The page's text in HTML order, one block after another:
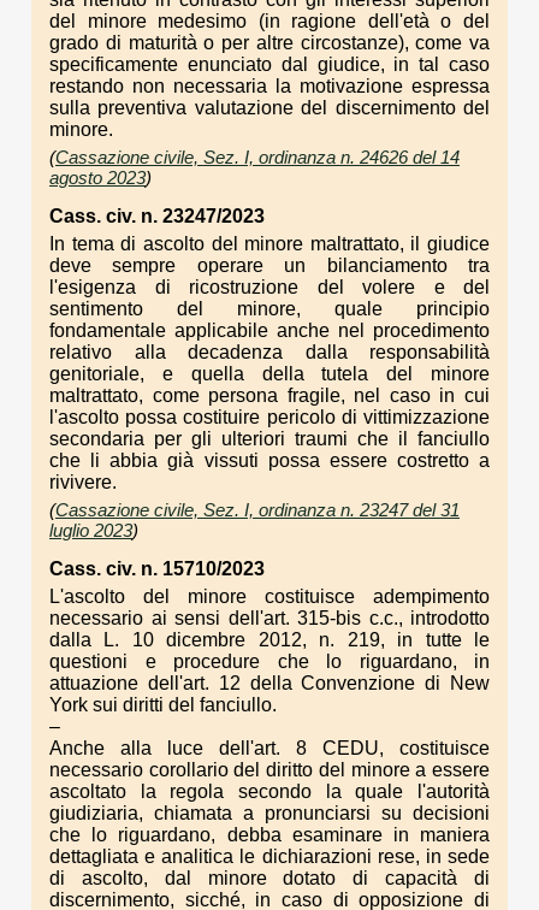
del minore medesimo (in ragione dell'età o del
grado di maturità o per altre circostanze), come va
specificamente enunciato dal giudice, in tal caso
restando non necessaria la motivazione espressa
sulla preventiva valutazione del discernimento del
minore.
(Cassazione civile, Sez. I, ordinanza n. 24626 del 14
agosto 2023)
Cass. civ. n. 23247/2023
In tema di ascolto del minore maltrattato, il giudice
deve sempre operare un bilanciamento tra
l'esigenza di ricostruzione del volere e del
sentimento del minore, quale principio
fondamentale applicabile anche nel procedimento
relativo alla decadenza dalla responsabilità
genitoriale, e quella della tutela del minore
maltrattato, come persona fragile, nel caso in cui
l'ascolto possa costituire pericolo di vittimizzazione
secondaria per gli ulteriori traumi che il fanciullo
che li abbia già vissuti possa essere costretto a
rivivere.
(Cassazione civile, Sez. I, ordinanza n. 23247 del 31
luglio 2023)
Cass. civ. n. 15710/2023
L'ascolto del minore costituisce adempimento
necessario ai sensi dell'art. 315-bis c.c., introdotto
dalla L. 10 dicembre 2012, n. 219, in tutte le
questioni e procedure che lo riguardano, in
attuazione dell'art. 12 della Convenzione di New
York sui diritti del fanciullo.
–
Anche alla luce dell'art. 8 CEDU, costituisce
necessario corollario del diritto del minore a essere
ascoltato la regola secondo la quale l'autorità
giudiziaria, chiamata a pronunciarsi su decisioni
che lo riguardano, debba esaminare in maniera
dettagliata e analitica le dichiarazioni rese, in sede
di ascolto, dal minore dotato di capacità di
discernimento, sicché, in caso di opposizione di